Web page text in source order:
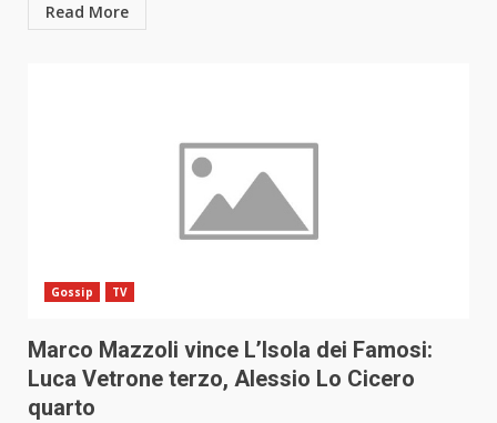
Read More
Gossip TV
Marco Mazzoli vince L’Isola dei Famosi:
Luca Vetrone terzo, Alessio Lo Cicero
quarto